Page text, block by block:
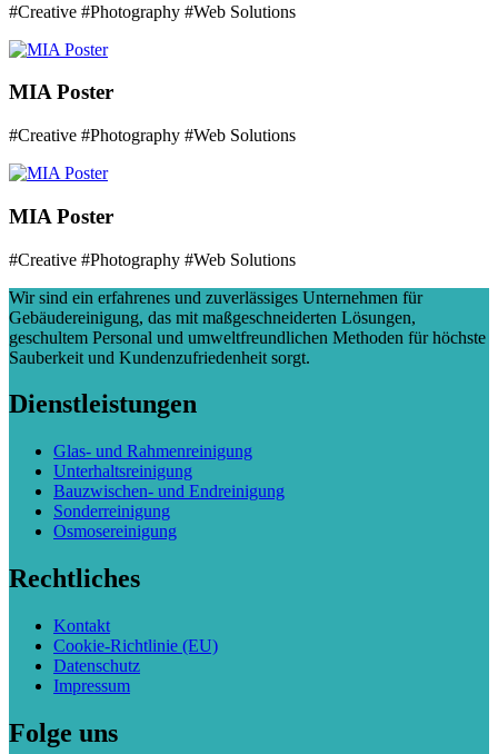
#Creative #Photography #Web Solutions
MIA Poster
#Creative #Photography #Web Solutions
MIA Poster
#Creative #Photography #Web Solutions
Wir sind ein erfahrenes und zuverlässiges Unternehmen für
Gebäudereinigung, das mit maßgeschneiderten Lösungen,
geschultem Personal und umweltfreundlichen Methoden für höchste
Sauberkeit und Kundenzufriedenheit sorgt.
Dienstleistungen
Glas- und Rahmenreinigung
Unterhaltsreinigung
Bauzwischen- und Endreinigung
Sonderreinigung
Osmosereinigung
Rechtliches
Kontakt
Cookie-Richtlinie (EU)
Datenschutz
Impressum
Folge uns